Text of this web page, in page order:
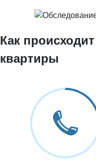
Как
квартиры